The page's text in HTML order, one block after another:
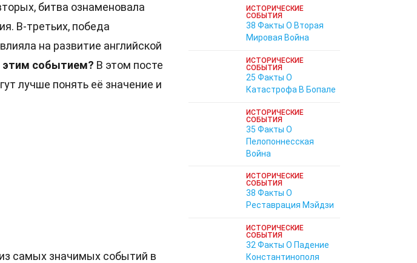
битва ознаменовала
В-третьих, победа
на развитие английской
этим событием? В этом посте
лучше понять её значение и
самых значимых событий в
ИСТОРИЧЕСКИЕ
СОБЫТИЯ
38 Факты О Вторая
Мировая Война
ИСТОРИЧЕСКИЕ
СОБЫТИЯ
25 Факты О
Катастрофа В Бопале
ИСТОРИЧЕСКИЕ
СОБЫТИЯ
35 Факты О
Пелопоннесская
Война
ИСТОРИЧЕСКИЕ
СОБЫТИЯ
38 Факты О
Реставрация Мэйдзи
ИСТОРИЧЕСКИЕ
СОБЫТИЯ
32 Факты О Падение
Константинополя